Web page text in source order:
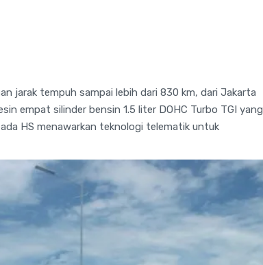
jarak tempuh sampai lebih dari 830 km, dari Jakarta
empat silinder bensin 1.5 liter DOHC Turbo TGI yang
HS menawarkan teknologi telematik untuk